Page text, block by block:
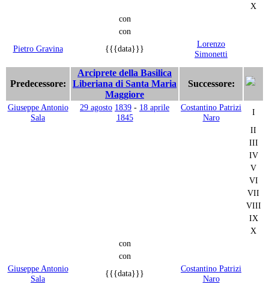
X
con
con
Pietro Gravina
{{{data}}}
Lorenzo
Simonetti
Predecessore:
Arciprete della Basilica
Liberiana di Santa Maria
Maggiore
Successore:
Giuseppe Antonio
Sala
29 agosto 1839 - 18 aprile
1845
Costantino Patrizi
Naro
I
II
III
IV
V
VI
VII
VIII
IX
X
con
con
Giuseppe Antonio
Sala
{{{data}}}
Costantino Patrizi
Naro